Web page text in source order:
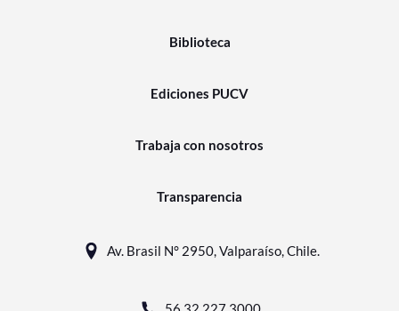
Biblioteca
Ediciones PUCV
Trabaja con nosotros
Transparencia
Av. Brasil N° 2950, Valparaíso, Chile.